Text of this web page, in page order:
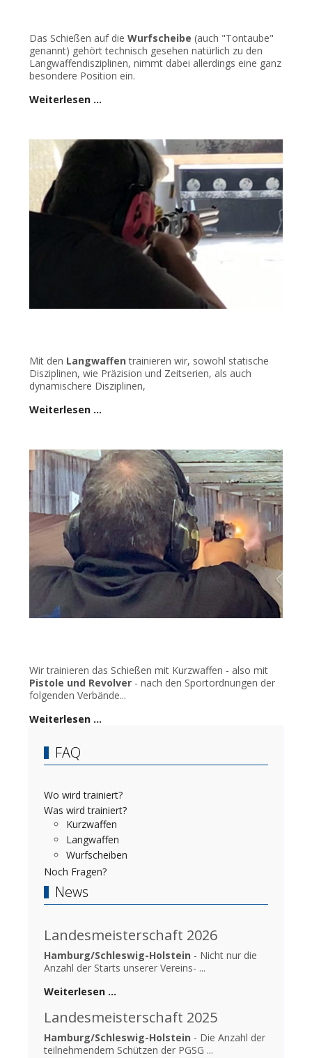
Das Schießen auf die Wurfscheibe (auch "Tontaube"
genannt) gehört technisch gesehen natürlich zu den
Langwaffendisziplinen, nimmt dabei allerdings eine ganz
besondere Position ein.
Weiterlesen …
Mit den Langwaffen trainieren wir, sowohl statische
Disziplinen, wie Präzision und Zeitserien, als auch
dynamischere Disziplinen,
Weiterlesen …
Wir trainieren das Schießen mit Kurzwaffen - also mit
Pistole und Revolver - nach den Sportordnungen der
folgenden Verbände...
Weiterlesen …
FAQ
Wo wird trainiert?
Was wird trainiert?
Kurzwaffen
Langwaffen
Wurfscheiben
Noch Fragen?
News
Landesmeisterschaft 2026
Hamburg/Schleswig-Holstein - Nicht nur die
Anzahl der Starts unserer Vereins- ...
Weiterlesen …
Landesmeisterschaft 2025
Hamburg/Schleswig-Holstein - Die Anzahl der
teilnehmendern Schützen der PGSG ...